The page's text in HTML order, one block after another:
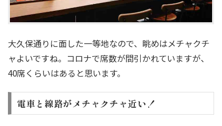
大久保通りに面した一等地なので、眺めはメチャクチ
ャよいですね。コロナで席数が間引かれていますが、
40席くらいはあると思います。
電車と線路がメチャクチャ近い！